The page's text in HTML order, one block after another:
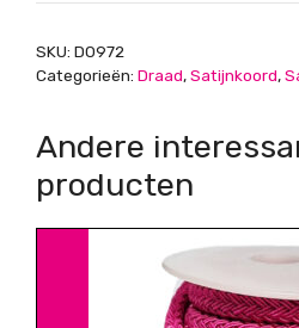
SKU: D0972
Categorieën: Draad,Satijnkoord,
Andere
producten